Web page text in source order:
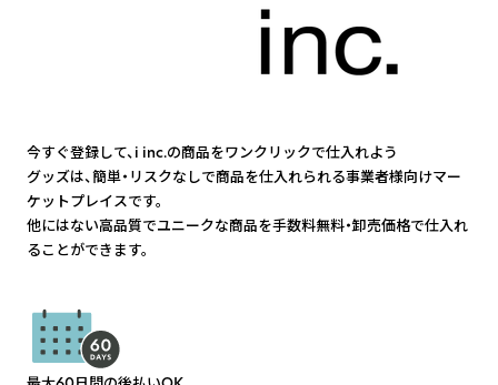
今すぐ登録して、i inc.の商品をワンクリックで仕入れよう
グッズは、簡単・リスクなしで商品を仕入れられる事業者様向けマー
ケットプレイスです。
他にはない高品質でユニークな商品を手数料無料・卸売価格で仕入れ
ることができます。